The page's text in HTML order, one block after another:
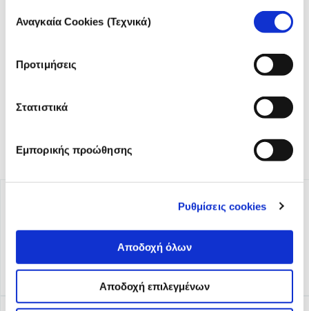
συγκατάθεσης
Αναγκαία Cookies (Τεχνικά)
Προτιμήσεις
Στατιστικά
Εμπορικής προώθησης
Ρυθμίσεις cookies
Αποδοχή όλων
Αποδοχή επιλεγμένων
Το iMEdD είναι ένας μη κερδοσκοπικός δημοσιογραφικός
οργανισμός που ιδρύθηκε το 2018 με αποκλειστική δωρεά από
ενίσχυση της διαφάνειας, της αξιοπιστίας και της